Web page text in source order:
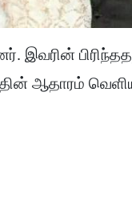
இவரின்
ஆதாரம்